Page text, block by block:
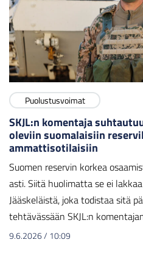
Puolustusvoimat
SKJL:n komentaja
oleviin suomalaisiin
ammattisotilaisiin
Suomen reservin korkea
asti. Siitä huolimatta se ei
Jääskeläistä, joka todistaa sitä
tehtävässään SKJL:n
9.6.2026/ 10:09